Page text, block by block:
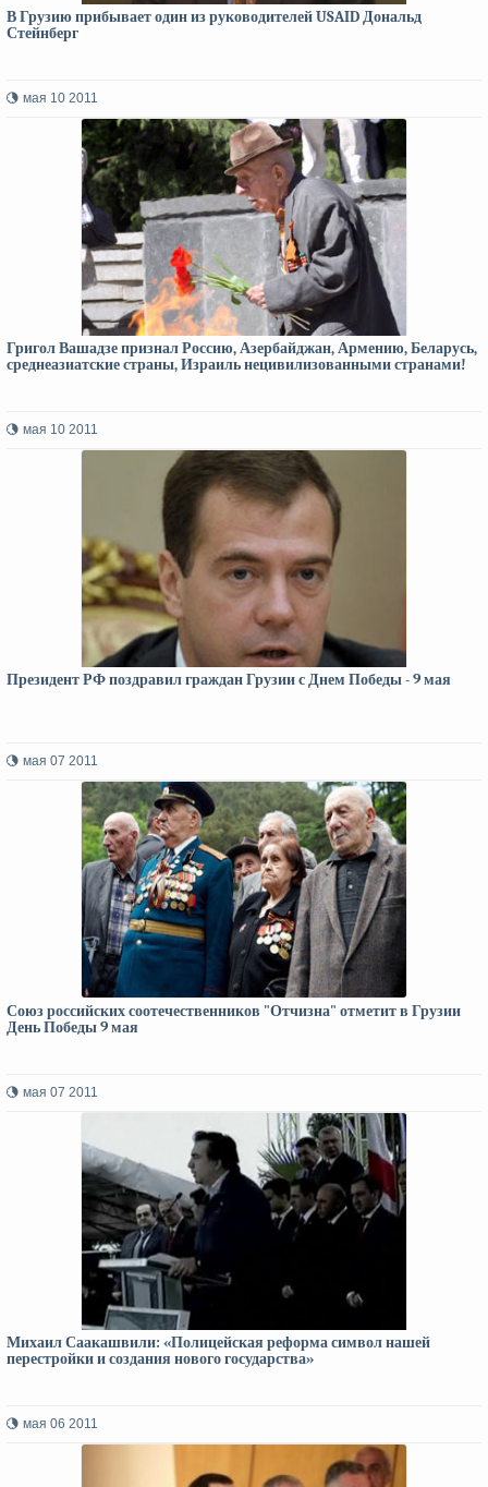
В Грузию прибывает один из руководителей USAID Дональд
Стейнберг
мая 10 2011
Григол Вашадзе признал Россию, Азербайджан, Армению, Беларусь,
среднеазиатские страны, Израиль нецивилизованными странами!
мая 10 2011
Президент РФ поздравил граждан Грузии с Днем Победы - 9 мая
мая 07 2011
Союз российских соотечественников "Отчизна" отметит в Грузии
День Победы 9 мая
мая 07 2011
Михаил Саакашвили: «Полицейская реформа символ нашей
перестройки и создания нового государства»
мая 06 2011